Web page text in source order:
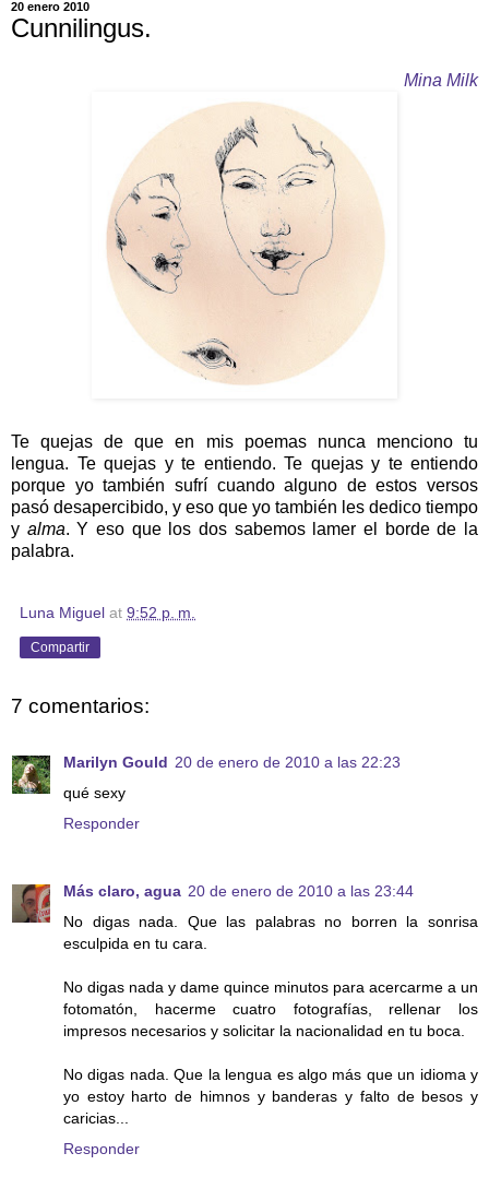
20 enero 2010
Cunnilingus.
Mina Milk
Te quejas de que en mis poemas nunca menciono tu
lengua. Te quejas y te entiendo. Te quejas y te entiendo
porque yo también sufrí cuando alguno de estos versos
pasó desapercibido, y eso que yo también les dedico tiempo
y alma. Y eso que los dos sabemos lamer el borde de la
palabra.
Luna Miguel at 9:52 p. m.
Compartir
7 comentarios:
Marilyn Gould 20 de enero de 2010 a las 22:23
qué sexy
Responder
Más claro, agua 20 de enero de 2010 a las 23:44
No digas nada. Que las palabras no borren la sonrisa
esculpida en tu cara.
No digas nada y dame quince minutos para acercarme a un
fotomatón, hacerme cuatro fotografías, rellenar los
impresos necesarios y solicitar la nacionalidad en tu boca.
No digas nada. Que la lengua es algo más que un idioma y
yo estoy harto de himnos y banderas y falto de besos y
caricias...
Responder